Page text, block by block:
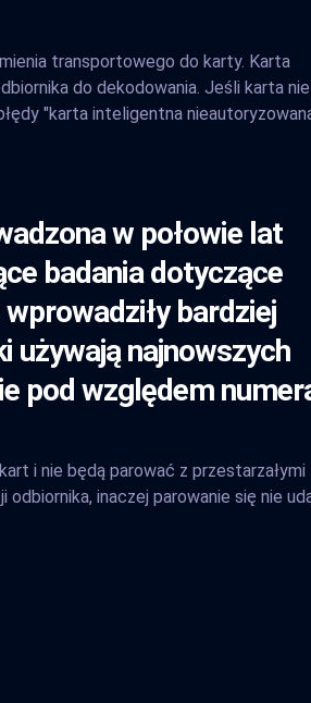
transportowego do karty. Karta
do dekodowania. Jeśli karta
"karta inteligentna
w połowie lat
badania dotyczące
bardziej
używają najnowszych
pod względem
i nie będą parować z przestarzałymi
inaczej parowanie się nie